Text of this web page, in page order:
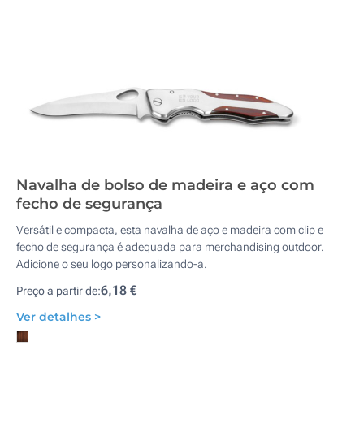
Navalha de bolso de madeira e aço com
fecho de segurança
Versátil e compacta, esta navalha de aço e madeira com clip e
fecho de segurança é adequada para merchandising outdoor.
Adicione o seu logo personalizando-a.
Preço a partir de:6,18 €
Ver detalhes >